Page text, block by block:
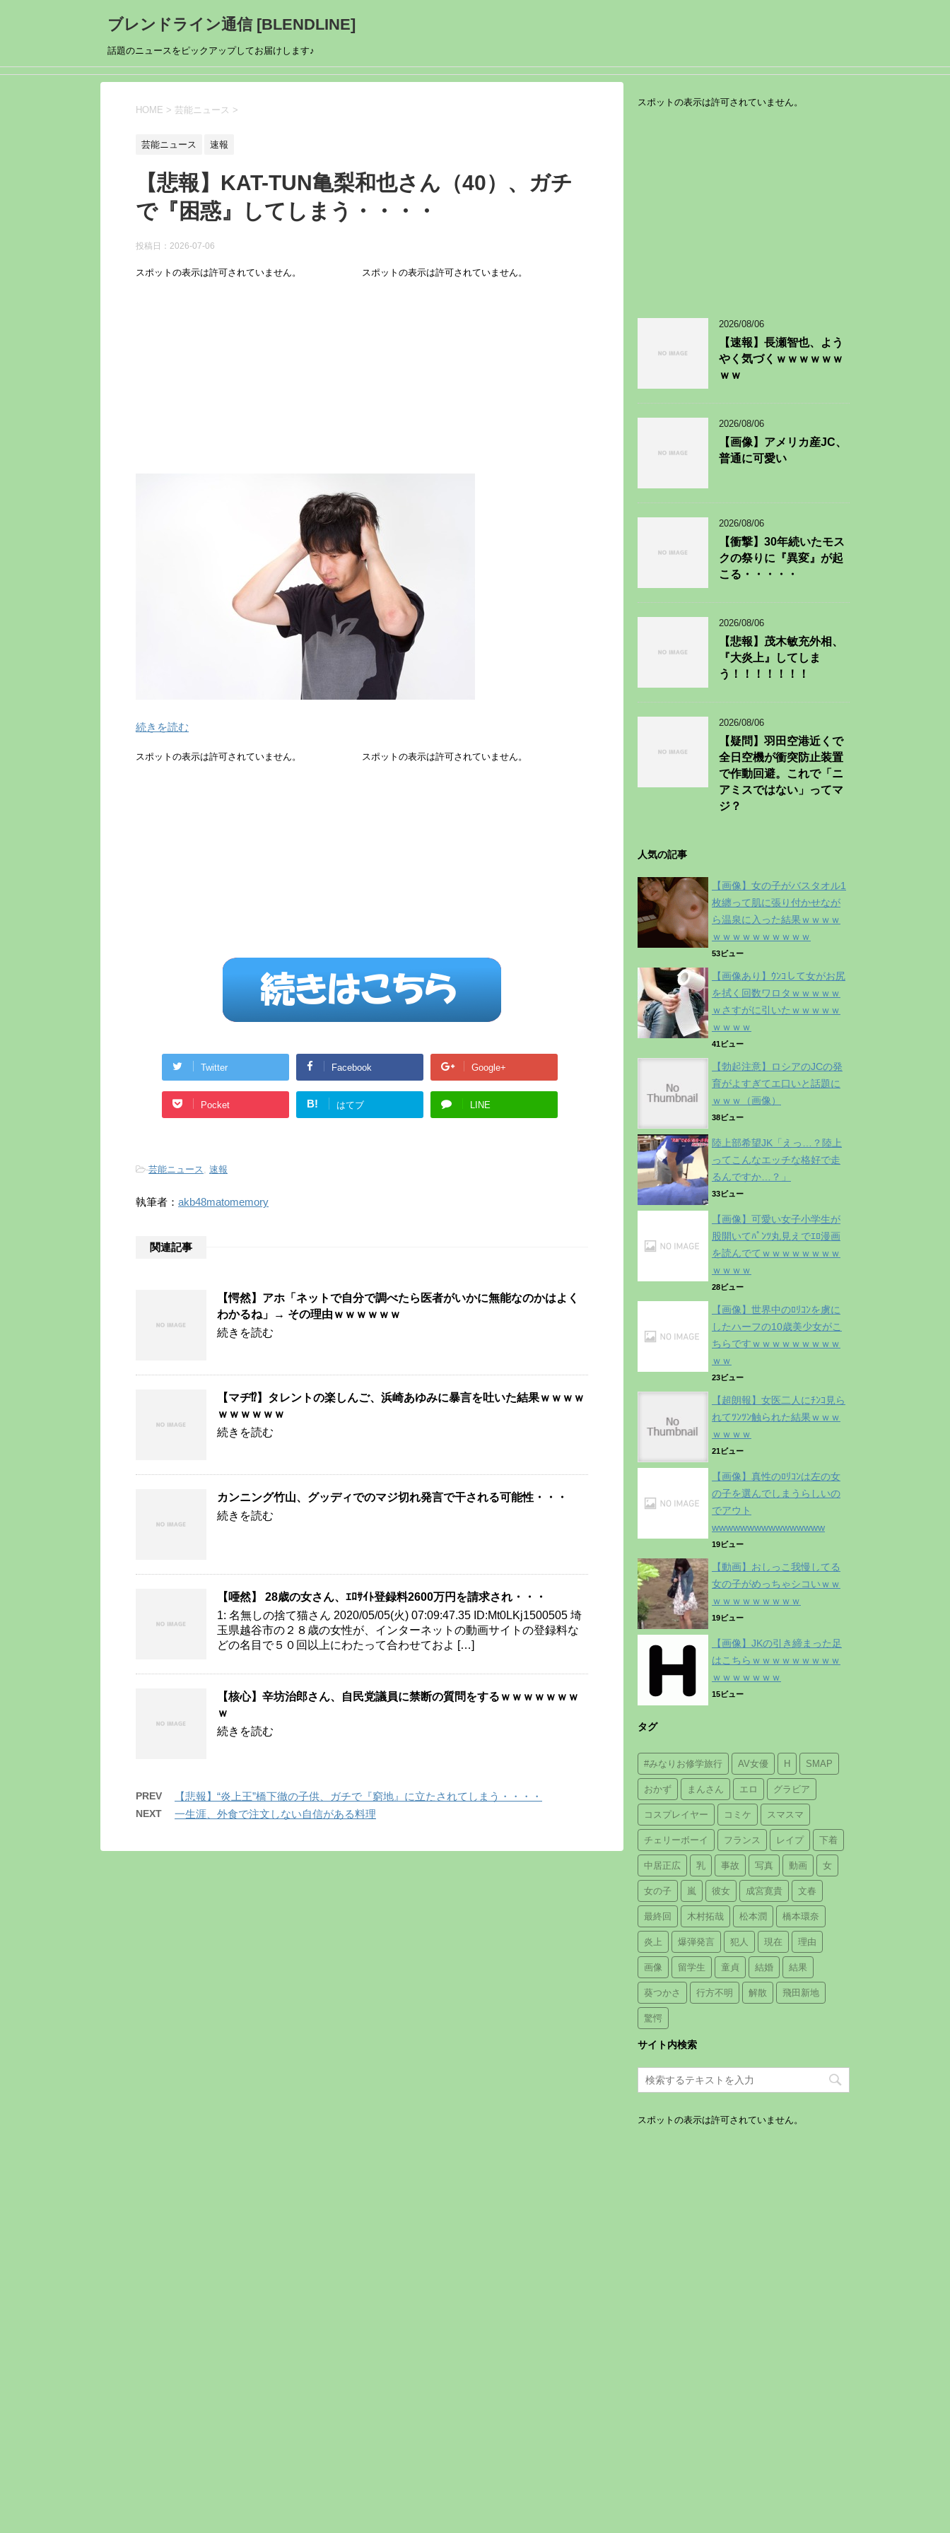
ブレンドライン通信 [BLENDLINE]
話題のニュースをピックアップしてお届けします♪
HOME > 芸能ニュース >
芸能ニュース 速報
【悲報】KAT-TUN亀梨和也さん（40）、ガチ
で『困惑』してしまう・・・・
投稿日： 2026-07-06
続きを読む
Twitter Facebook Google+
Pocket B! はてブ LINE
-芸能ニュース, 速報
執筆者： akb48matomemory
関連記事
【愕然】アホ「ネットで自分で調べたら医者がいかに無能なのかはよく
わかるね」→ その理由ｗｗｗｗｗｗ
続きを読む
【マヂ⁉】タレントの楽しんご、浜崎あゆみに暴言を吐いた結果ｗｗｗｗ
ｗｗｗｗｗｗ
続きを読む
カンニング竹山、グッディでのマジ切れ発言で干される可能性・・・
続きを読む
【唖然】 28歳の女さん、ｴﾛｻｲﾄ登録料2600万円を請求され・・・
1: 名無しの捨て猫さん 2020/05/05(火) 07:09:47.35 ID:Mt0LKj1500505 埼
玉県越谷市の２８歳の女性が、インターネットの動画サイトの登録料な
どの名目で５０回以上にわたって合わせておよ […]
【核心】辛坊治郎さん、自民党議員に禁断の質問をするｗｗｗｗｗｗｗ
ｗ
続きを読む
PREV 【悲報】“炎上王”橋下徹の子供、ガチで『窮地』に立たされてしまう・・・・
NEXT 一生涯、外食で注文しない自信がある料理
2026/08/06
【速報】長瀬智也、よう
やく気づくｗｗｗｗｗｗ
ｗｗ
2026/08/06
【画像】アメリカ産JC、
普通に可愛い
2026/08/06
【衝撃】30年続いたモス
クの祭りに『異変』が起
こる・・・・・
2026/08/06
【悲報】茂木敏充外相、
『大炎上』してしま
う！！！！！！！
2026/08/06
【疑問】羽田空港近くで
全日空機が衝突防止装置
で作動回避。これで「ニ
アミスではない」ってマ
ジ？
人気の記事
【画像】女の子がバスタオル1
枚纏って肌に張り付かせなが
ら温泉に入った結果ｗｗｗｗ
ｗｗｗｗｗｗｗｗｗｗ
53ビュー
【画像あり】ｳﾝｺして女がお尻
を拭く回数ワロタｗｗｗｗｗ
ｗさすがに引いたｗｗｗｗｗ
ｗｗｗｗ
41ビュー
【勃起注意】ロシアのJCの発
育がよすぎてエ口いと話題に
ｗｗｗ（画像）
38ビュー
陸上部希望JK「えっ…？陸上
ってこんなエッチな格好で走
るんですか…？」
33ビュー
【画像】可愛い女子小学生が
股開いてﾊﾟﾝﾂ丸見えでｴﾛ漫画
を読んでてｗｗｗｗｗｗｗｗ
ｗｗｗｗ
28ビュー
【画像】世界中のﾛﾘｺﾝを虜に
したハーフの10歳美少女がこ
ちらですｗｗｗｗｗｗｗｗｗ
ｗｗ
23ビュー
【超朗報】女医二人にﾁﾝｺ見ら
れてﾂﾝﾂﾝ触られた結果ｗｗｗ
ｗｗｗｗ
21ビュー
【画像】真性のﾛﾘｺﾝは左の女
の子を選んでしまうらしいの
でアウト
wwwwwwwwwwwwwwww
19ビュー
【動画】おしっこ我慢してる
女の子がめっちゃシコいｗｗ
ｗｗｗｗｗｗｗｗｗ
19ビュー
【画像】JKの引き締まった足
はこちらｗｗｗｗｗｗｗｗｗ
ｗｗｗｗｗｗｗ
15ビュー
タグ
#みなりお修学旅行 AV女優 H SMAP
おかず まんさん エロ グラビア
コスプレイヤー コミケ スマスマ
チェリーボーイ フランス レイプ 下着
中居正広 乳 事故 写真 動画 女
女の子 嵐 彼女 成宮寛貴 文春
最終回 木村拓哉 松本潤 橋本環奈
炎上 爆弾発言 犯人 現在 理由
画像 留学生 童貞 結婚 結果
葵つかさ 行方不明 解散 飛田新地
驚愕
サイト内検索